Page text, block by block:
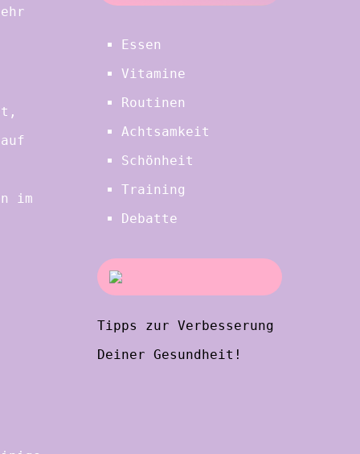
im
Essen
Vitamine
Routinen
Achtsamkeit
Schönheit
Training
Debatte
Tipps zur Verbesserung
Deiner Gesundheit!